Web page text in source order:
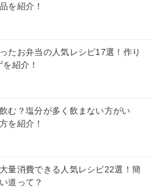
を紹介！
たお弁当の人気レシピ17選！作り
紹介！
む？塩分が多く飲まない方がい
を紹介！
量消費できる人気レシピ22選！簡
道って？